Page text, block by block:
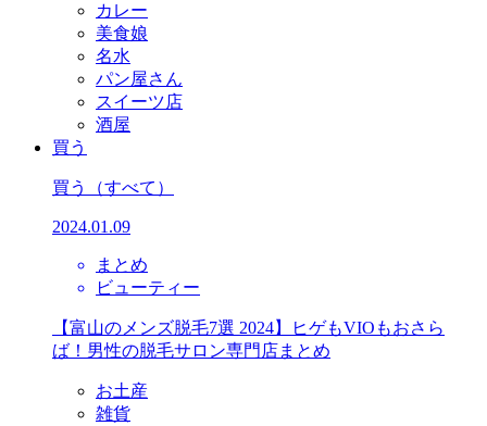
カレー
美食娘
名水
パン屋さん
スイーツ店
酒屋
買う
買う （すべて）
2024.01.09
まとめ
ビューティー
【富山のメンズ脱毛7選 2024】ヒゲもVIOもおさら
ば！男性の脱毛サロン専門店まとめ
お土産
雑貨